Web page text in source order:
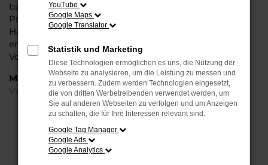
bzw. Nachlass, der teilweise im zweistelligen
Prozentbereich liegt. VW T-Roc EU-Neuwagen für
Hannover sind bei uns auch im Leasing zu haben und
entsprechend zu 100 Prozent Ihren individuellen
Vorstellungen.
Marken
VW
FEHLER: NETWORK ERROR
Beim Laden ist ein Fehler aufgetreten.
YouTube
Google Maps
Google Translator
Statistik und Marketing
Diese Technologien ermöglichen es uns, die Nutzung der
Webseite zu analysieren, um die Leistung zu messen und
zu verbessern. Zudem werden Technologien eingesetzt,
die von dritten Werbetreibenden verwendet werden, um
Sie auf anderen Webseiten zu verfolgen und um Anzeigen
zu schalten, die für Ihre Interessen relevant sind.
Google Tag Manager
Google Ads
Google Analytics